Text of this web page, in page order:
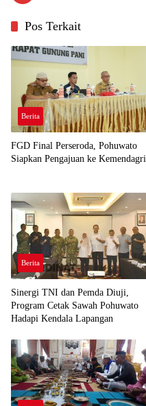
Pos Terkait
Berita
FGD Final Perseroda, Pohuwato
Siapkan Pengajuan ke Kemendagri
Berita
Sinergi TNI dan Pemda Diuji,
Program Cetak Sawah Pohuwato
Hadapi Kendala Lapangan